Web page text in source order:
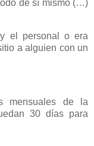
de sí mismo (…)
el personal o era
a alguien con un
mensuales de la
30 días para